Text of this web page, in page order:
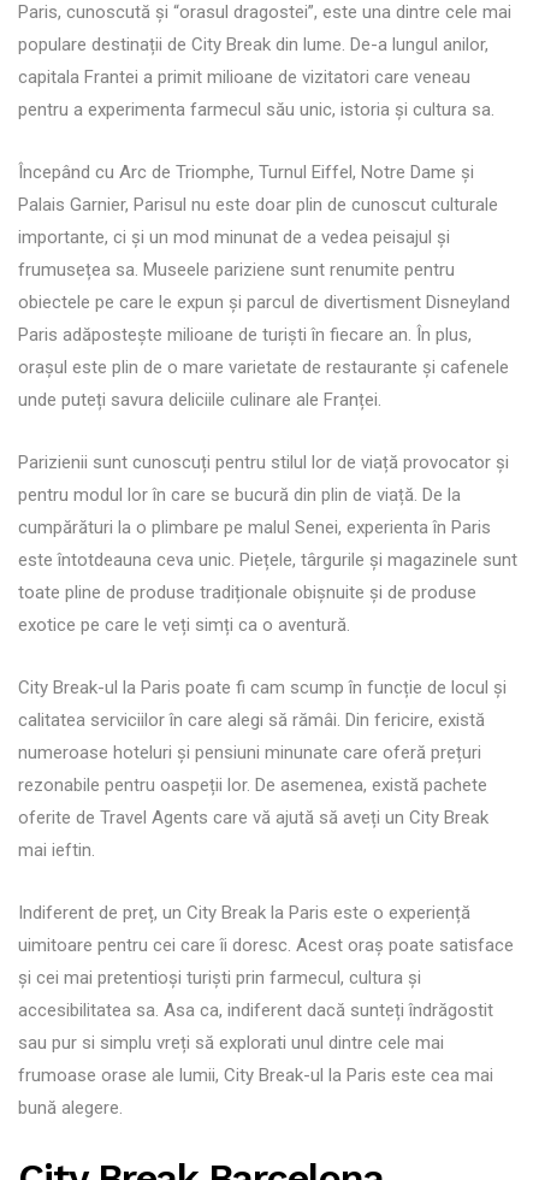
Paris, cunoscută și “orasul dragostei”, este una dintre cele mai
populare destinații de City Break din lume. De-a lungul anilor,
capitala Frantei a primit milioane de vizitatori care veneau
pentru a experimenta farmecul său unic, istoria și cultura sa.
Începând cu Arc de Triomphe, Turnul Eiffel, Notre Dame și
Palais Garnier, Parisul nu este doar plin de cunoscut culturale
importante, ci și un mod minunat de a vedea peisajul și
frumusețea sa. Museele pariziene sunt renumite pentru
obiectele pe care le expun și parcul de divertisment Disneyland
Paris adăpostește milioane de turiști în fiecare an. În plus,
orașul este plin de o mare varietate de restaurante și cafenele
unde puteți savura deliciile culinare ale Franței.
Parizienii sunt cunoscuți pentru stilul lor de viață provocator și
pentru modul lor în care se bucură din plin de viață. De la
cumpărături la o plimbare pe malul Senei, experienta în Paris
este întotdeauna ceva unic. Piețele, târgurile și magazinele sunt
toate pline de produse tradiționale obișnuite și de produse
exotice pe care le veți simți ca o aventură.
City Break-ul la Paris poate fi cam scump în funcție de locul și
calitatea serviciilor în care alegi să rămâi. Din fericire, există
numeroase hoteluri și pensiuni minunate care oferă prețuri
rezonabile pentru oaspeții lor. De asemenea, există pachete
oferite de Travel Agents care vă ajută să aveți un City Break
mai ieftin.
Indiferent de preț, un City Break la Paris este o experiență
uimitoare pentru cei care îi doresc. Acest oraș poate satisface
și cei mai pretentioși turiști prin farmecul, cultura și
accesibilitatea sa. Asa ca, indiferent dacă sunteți îndrăgostit
sau pur si simplu vreți să explorati unul dintre cele mai
frumoase orase ale lumii, City Break-ul la Paris este cea mai
bună alegere.